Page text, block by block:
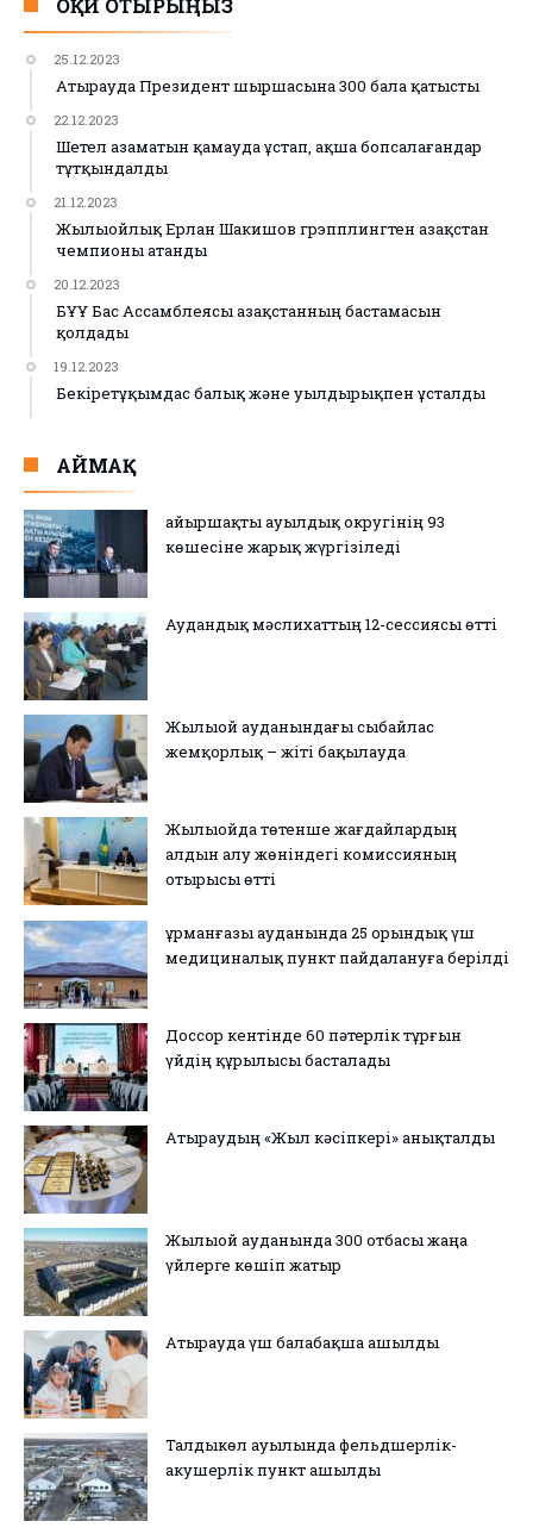
25.12.2023
Атырауда Президент шыршасына 300 бала қатысты
22.12.2023
Шетел азаматын қамауда ұстап, ақша бопсалағандар
тұтқындалды
21.12.2023
Жылыойлық Ерлан Шакишов грэпплингтен Қазақстан
чемпионы атанды
20.12.2023
БҰҰ Бас Ассамблеясы Қазақстанның бастамасын
қолдады
19.12.2023
Бекіретұқымдас балық және уылдырықпен ұсталды
АЙМАҚ
Қайыршақты ауылдық округінің 93
көшесіне жарық жүргізіледі
Аудандық мәслихаттың 12-сессиясы өтті
Жылыой ауданындағы сыбайлас
жемқорлық – жіті бақылауда
Жылыойда төтенше жағдайлардың
алдын алу жөніндегі комиссияның
отырысы өтті
Құрманғазы ауданында 25 орындық үш
медициналық пункт пайдалануға берілді
Доссор кентінде 60 пәтерлік тұрғын
үйдің құрылысы басталады
Атыраудың «Жыл кәсіпкері» анықталды
Жылыой ауданында 300 отбасы жаңа
үйлерге көшіп жатыр
Атырауда үш балабақша ашылды
Талдыкөл ауылында фельдшерлік-
акушерлік пункт ашылды